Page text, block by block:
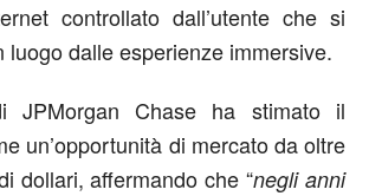
controllato dall’utente che si
luogo dalle esperienze immersive.
JPMorgan Chase ha stimato il
un’opportunità di mercato da oltre
dollari, affermando che “negli anni